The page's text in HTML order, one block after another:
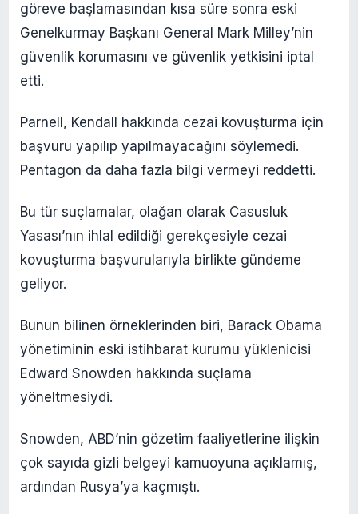
göreve başlamasından kısa süre sonra eski
Genelkurmay Başkanı General Mark Milley’nin
güvenlik korumasını ve güvenlik yetkisini iptal
etti.
Parnell, Kendall hakkında cezai kovuşturma için
başvuru yapılıp yapılmayacağını söylemedi.
Pentagon da daha fazla bilgi vermeyi reddetti.
Bu tür suçlamalar, olağan olarak Casusluk
Yasası’nın ihlal edildiği gerekçesiyle cezai
kovuşturma başvurularıyla birlikte gündeme
geliyor.
Bunun bilinen örneklerinden biri, Barack Obama
yönetiminin eski istihbarat kurumu yüklenicisi
Edward Snowden hakkında suçlama
yöneltmesiydi.
Snowden, ABD’nin gözetim faaliyetlerine ilişkin
çok sayıda gizli belgeyi kamuoyuna açıklamış,
ardından Rusya’ya kaçmıştı.